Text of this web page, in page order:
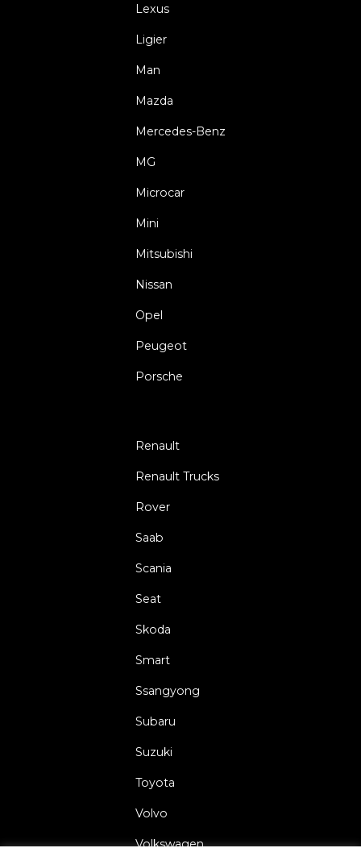
Lexus
Ligier
Man
Mazda
Mercedes-Benz
MG
Microcar
Mini
Mitsubishi
Nissan
Opel
Peugeot
Porsche
Renault
Renault Trucks
Rover
Saab
Scania
Seat
Skoda
Smart
Ssangyong
Subaru
Suzuki
Toyota
Volvo
Volkswagen